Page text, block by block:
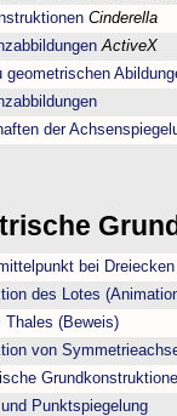
Cinderella
ActiveX
geometrischen
der
bei Dreiecken
des Lotes
Thales (Beweis)
von
Punktspiegelung